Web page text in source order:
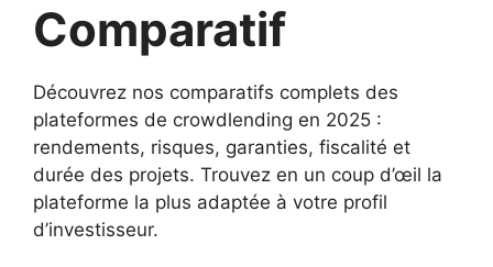
Comparatif
Découvrez nos comparatifs complets des
plateformes de crowdlending en 2025 :
rendements, risques, garanties, fiscalité et
durée des projets. Trouvez en un coup d’œil la
plateforme la plus adaptée à votre profil
d’investisseur.